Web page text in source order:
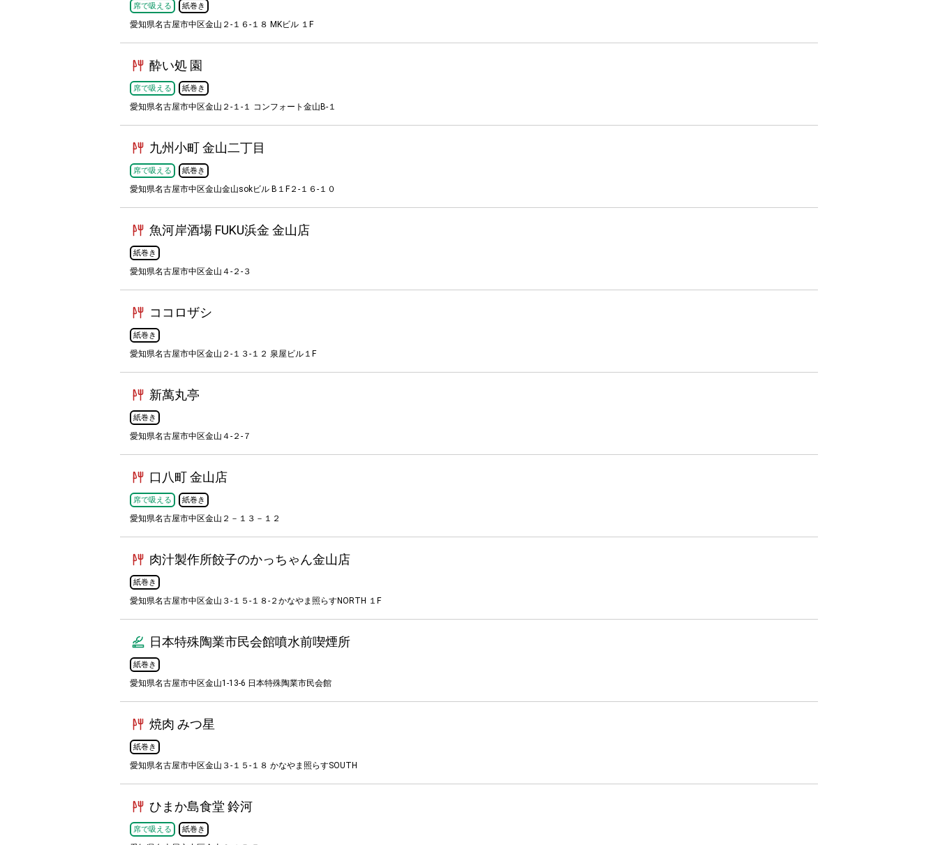
席で吸える 紙巻き
愛知県名古屋市中区金山２-１６-１８ MKビル １F
酔い処 園
席で吸える 紙巻き
愛知県名古屋市中区金山２-１-１ コンフォート金山B-１
九州小町 金山二丁目
席で吸える 紙巻き
愛知県名古屋市中区金山金山sokビル B１F２-１６-１０
魚河岸酒場 FUKU浜金 金山店
紙巻き
愛知県名古屋市中区金山４-２-３
ココロザシ
紙巻き
愛知県名古屋市中区金山２-１３-１２ 泉屋ビル１F
新萬丸亭
紙巻き
愛知県名古屋市中区金山４-２-７
口八町 金山店
席で吸える 紙巻き
愛知県名古屋市中区金山２－１３－１２
肉汁製作所餃子のかっちゃん金山店
紙巻き
愛知県名古屋市中区金山３-１５-１８-２かなやま照らすNORTH １F
日本特殊陶業市民会館噴水前喫煙所
紙巻き
愛知県名古屋市中区金山1-13-6 日本特殊陶業市民会館
焼肉 みつ星
紙巻き
愛知県名古屋市中区金山３-１５-１８ かなやま照らすSOUTH
ひまか島食堂 鈴河
席で吸える 紙巻き